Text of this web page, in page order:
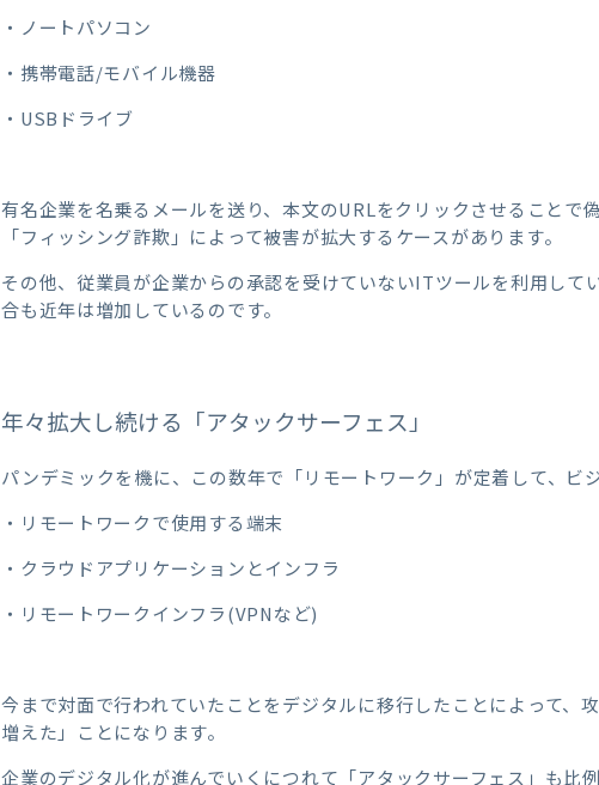
・ノートパソコン
・携帯電話/モバイル機器
・USBドライブ
有名企業を名乗るメールを送り、本文のURLをクリックさせることで
「フィッシング詐欺」によって被害が拡大するケースがあります。
その他、従業員が企業からの承認を受けていないITツールを利用し
合も近年は増加しているのです。
年々拡大し続ける「アタックサーフェス」
パンデミックを機に、この数年で「リモートワーク」が定着して、ビ
・リモートワークで使用する端末
・クラウドアプリケーションとインフラ
・リモートワークインフラ(VPNなど)
今まで対面で行われていたことをデジタルに移行したことによって、
増えた」ことになります。
企業のデジタル化が進んでいくにつれて「アタックサーフェス」も比